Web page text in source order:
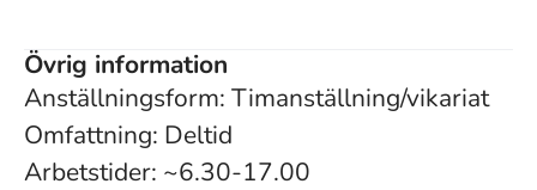
Övrig information
Anställningsform: Timanställning/vikariat
Omfattning: Deltid
Arbetstider: ~6.30-17.00